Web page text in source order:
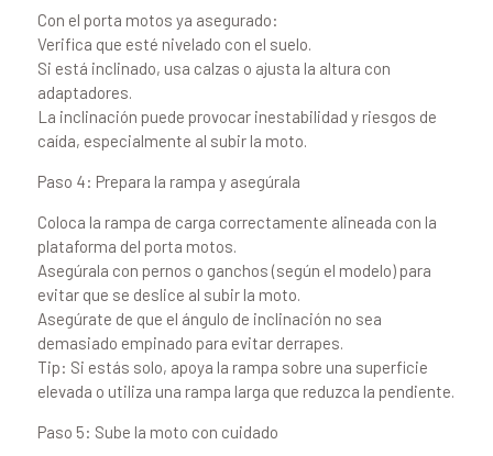
Con el porta motos ya asegurado:
Verifica que esté nivelado con el suelo.
Si está inclinado, usa calzas o ajusta la altura con
adaptadores.
La inclinación puede provocar inestabilidad y riesgos de
caída, especialmente al subir la moto.
Paso 4: Prepara la rampa y asegúrala
Coloca la rampa de carga correctamente alineada con la
plataforma del porta motos.
Asegúrala con pernos o ganchos (según el modelo) para
evitar que se deslice al subir la moto.
Asegúrate de que el ángulo de inclinación no sea
demasiado empinado para evitar derrapes.
Tip: Si estás solo, apoya la rampa sobre una superficie
elevada o utiliza una rampa larga que reduzca la pendiente.
Paso 5: Sube la moto con cuidado